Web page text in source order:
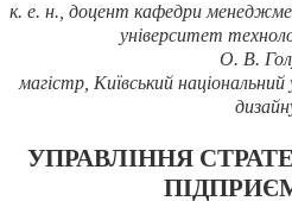
к. е. н., доцент кафедри
університет
О. В.
магістр, Київський
УПРАВЛІННЯ